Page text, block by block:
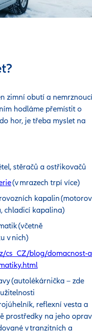
zimní obutí a nemrznoucí
hodláme přemístit o
hor, je třeba myslet na
stěračů a ostřikovačů
(v mrazech trpí více)
kapalin
chladicí kapalina)
(včetně
v nich)
cs_CZ/blog/domacnost-
(autolékárnička – zde
reflexní vesta a
prostředky na jeho
v tranzitních a